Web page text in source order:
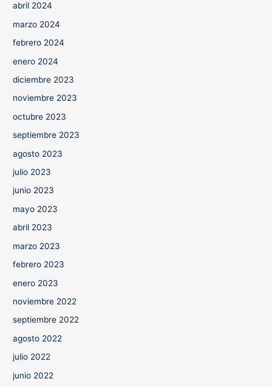
abril 2024
marzo 2024
febrero 2024
enero 2024
diciembre 2023
noviembre 2023
octubre 2023
septiembre 2023
agosto 2023
julio 2023
junio 2023
mayo 2023
abril 2023
marzo 2023
febrero 2023
enero 2023
noviembre 2022
septiembre 2022
agosto 2022
julio 2022
junio 2022